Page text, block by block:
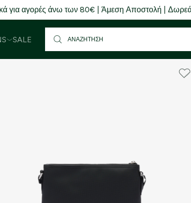
για αγορές άνω των 80€ | Άμεση Αποστολή |
SALE